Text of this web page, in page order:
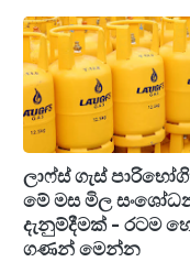
අවධාරණය කළේ,
කුලුනු සහ අනෙකුත්
මෙහිදී සාකච්ඡා
ලාෆ්ස් ගැස්
මේ මස මිල
දැනුම්දීමක් - රටම
ගණන් මෙන්න